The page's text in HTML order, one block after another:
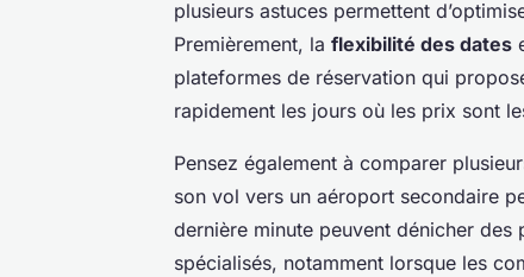
plusieurs astuces permettent
Premièrement, la flexibilité des dates
plateformes de réservation qui
rapidement les jours où les prix sont
Pensez également à comparer
son vol vers un aéroport secondaire
dernière minute peuvent dénicher
spécialisés, notamment lorsque les